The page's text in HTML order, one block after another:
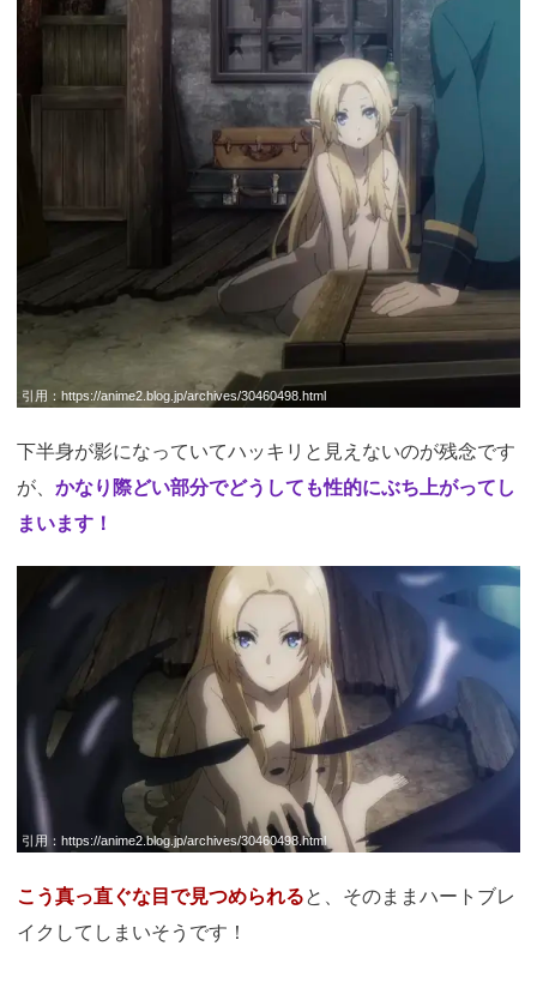
引用： https://anime2.blog.jp/archives/30460498.html
下半身が影になっていてハッキリと見えないのが残念です
が、 かなり際どい部分でどうしても性的にぶち上がってし
まいます！
引用： https://anime2.blog.jp/archives/30460498.html
こう真っ直ぐな目で見つめられると、そのままハートブレ
イクしてしまいそうです！